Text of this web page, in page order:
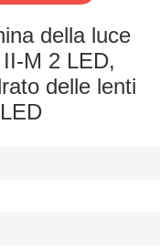
della luce
M 2 LED,
delle lenti